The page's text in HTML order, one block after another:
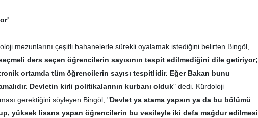
mezunlarını çeşitli bahanelerle sürekli oyalamak istediğini belirten Bingöl,
ders seçen öğrencilerin sayısının tespit edilmediğini dile getiriyor;
ortamda tüm öğrencilerin sayısı tespitlidir. Eğer Bakan bunu
Devletin kirli politikalarının kurbanı olduk" dedi. Kürdoloji
gerektiğini söyleyen Bingöl, "Devlet ya atama yapsın ya da bu bölümü
yüksek lisans yapan öğrencilerin bu vesileyle iki defa mağdur edilmesi